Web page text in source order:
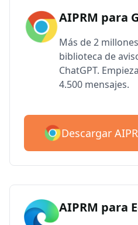
AIPRM para
Más de 2
biblioteca de
ChatGPT.
4.500 mensajes.
Descargar
AIPRM para